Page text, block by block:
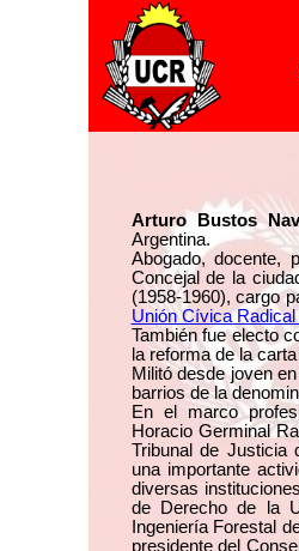
Arturo Bustos
Argentina.
Abogado, docente,
Concejal de la
(1958-1960), cargo
Unión Cívica
También fue electo
la reforma de la
Militó desde joven
barrios de la
En el marco
Horacio Germinal
Tribunal de Justicia
una importante
diversas
de Derecho de la
Ingeniería Forestal
presidente del